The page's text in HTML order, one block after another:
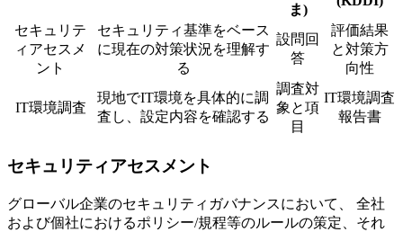
ま)
セキュリテ
ィアセスメ
ント
セキュリティ基準をベース
に現在の対策状況を理解す
る
設問回
答
評価結果
と対策方
向性
IT環境調査
現地でIT環境を具体的に調
査し、設定内容を確認する
調査対
象と項
目
IT環境調査
報告書
セキュリティアセスメント
グローバル企業のセキュリティガバナンスにおいて、 全社
および個社におけるポリシー/規程等のルールの策定、それ